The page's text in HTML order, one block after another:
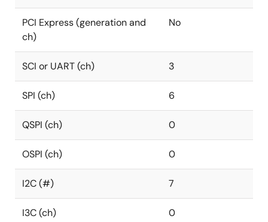
PCI Express (generation and
ch)
No
SCI or UART (ch) 3
SPI (ch) 6
QSPI (ch) 0
OSPI (ch) 0
I2C (#) 7
I3C (ch) 0